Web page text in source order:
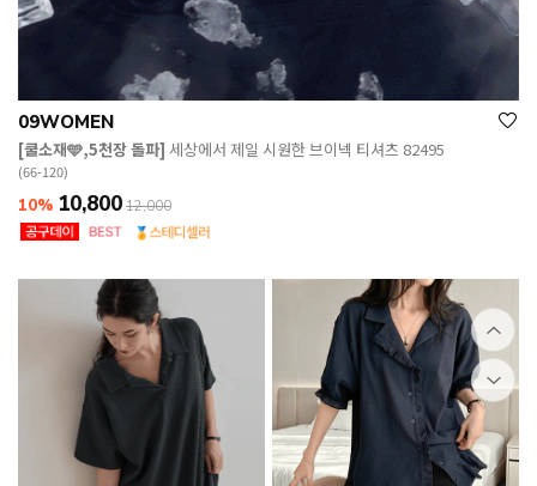
09WOMEN
[쿨소재🩵,5천장 돌파] 세상에서 제일 시원한 브이넥 티셔츠 82495
(66-120)
10% 10,800 12,000